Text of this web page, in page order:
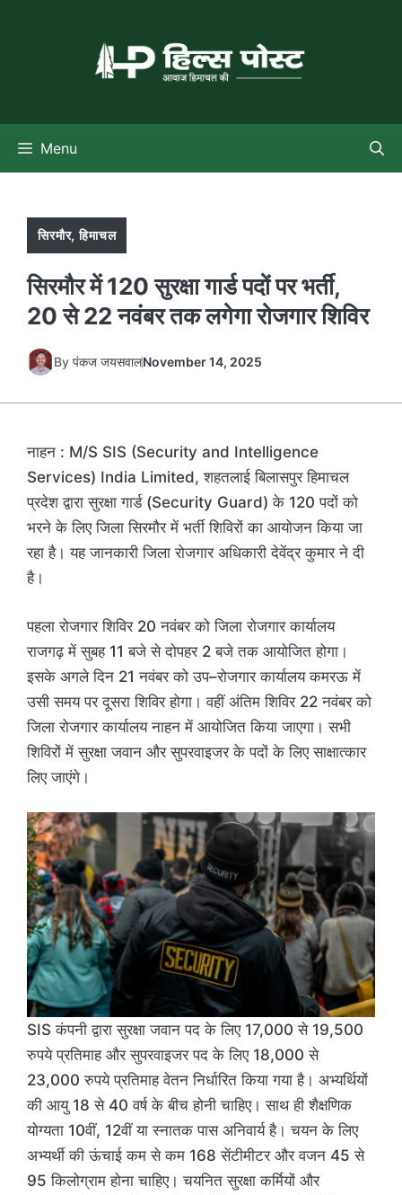
Menu
सिरमौर,हिमाचल
सिरमौर में 120 सुरक्षा गार्ड पदों पर भर्ती,
20 से 22 नवंबर तक लगेगा रोजगार शिविर
By पंकज जयसवालNovember 14, 2025
नाहन : M/S SIS (Security and Intelligence
Services) India Limited, शहतलाई बिलासपुर हिमाचल
प्रदेश द्वारा सुरक्षा गार्ड (Security Guard) के 120 पदों को
भरने के लिए जिला सिरमौर में भर्ती शिविरों का आयोजन किया जा
रहा है। यह जानकारी जिला रोजगार अधिकारी देवेंद्र कुमार ने दी
है।
पहला रोजगार शिविर 20 नवंबर को जिला रोजगार कार्यालय
राजगढ़ में सुबह 11 बजे से दोपहर 2 बजे तक आयोजित होगा।
इसके अगले दिन 21 नवंबर को उप–रोजगार कार्यालय कमरऊ में
उसी समय पर दूसरा शिविर होगा। वहीं अंतिम शिविर 22 नवंबर को
जिला रोजगार कार्यालय नाहन में आयोजित किया जाएगा। सभी
शिविरों में सुरक्षा जवान और सुपरवाइजर के पदों के लिए साक्षात्कार
लिए जाएंगे।
SIS कंपनी द्वारा सुरक्षा जवान पद के लिए 17,000 से 19,500
रुपये प्रतिमाह और सुपरवाइजर पद के लिए 18,000 से
23,000 रुपये प्रतिमाह वेतन निर्धारित किया गया है। अभ्यर्थियों
की आयु 18 से 40 वर्ष के बीच होनी चाहिए। साथ ही शैक्षणिक
योग्यता 10वीं, 12वीं या स्नातक पास अनिवार्य है। चयन के लिए
अभ्यर्थी की ऊंचाई कम से कम 168 सेंटीमीटर और वजन 45 से
95 किलोग्राम होना चाहिए। चयनित सुरक्षा कर्मियों और